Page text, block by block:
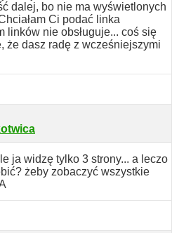
dalej, bo nie ma wyświetlonych
Ci podać linka
linków nie obsługuje... coś się
że dasz radę z wcześniejszymi
ja widzę tylko 3 strony... a leczo
żeby zobaczyć wszystkie